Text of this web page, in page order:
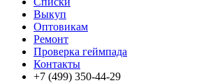
Выкуп
Оптовикам
Ремонт
Проверка геймпада
Контакты
+7 (499) 350-44-29